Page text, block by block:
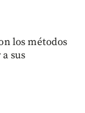
los métodos
sus